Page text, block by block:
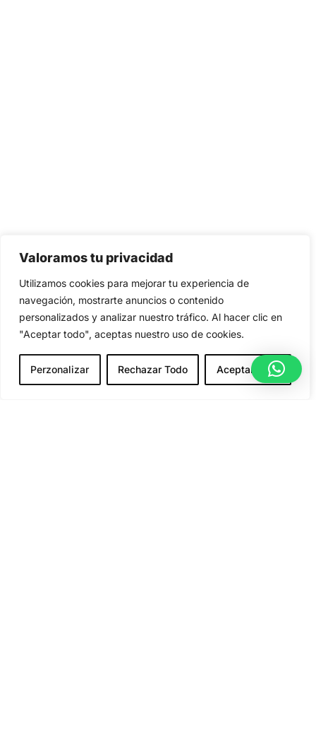
Valoramos tu privacidad
Utilizamos cookies para mejorar tu experiencia de
navegación, mostrarte anuncios o contenido
personalizados y analizar nuestro tráfico. Al hacer clic en
"Aceptar todo", aceptas nuestro uso de cookies.
Perzonalizar Rechazar Todo Aceptar Todo